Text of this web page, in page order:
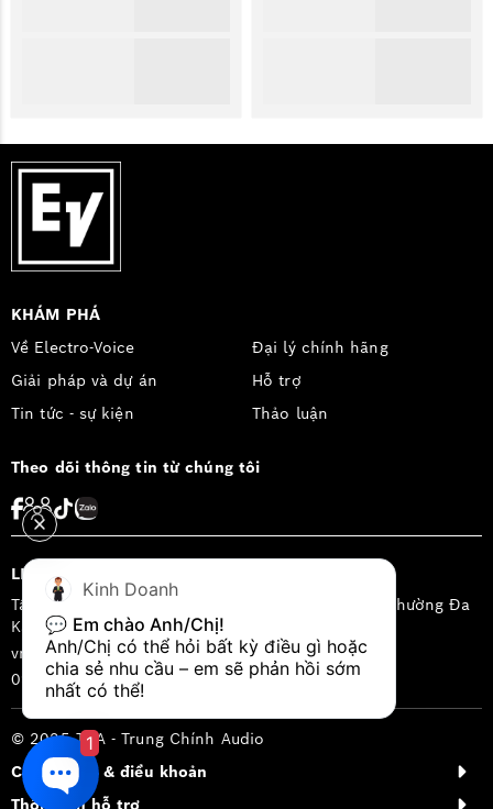
KHÁM PHÁ
Về Electro-Voice
Giải pháp và dự án
Tin tức - sự kiện
Đại lý chính hãng
Hỗ trợ
Thảo luận
Theo dõi thông tin từ chúng tôi
LIÊN HỆ
Tầng 2, Tòa nhà LIM 3, 29A Nguyễn Đình Chiểu, phường Đa
Kao, quận 1, Thành phố Hồ Chí Minh, Việt Nam
vn.sales@keenfinity-group.com
0902.188.722
© 2025 TCA - Trung Chính Audio
Chính sách & điều khoản
Thông tin hỗ trợ
Kinh Doanh
💬 Em chào Anh/Chị!
Anh/Chị có thể hỏi bất kỳ điều gì hoặc
chia sẻ nhu cầu – em sẽ phản hồi sớm
nhất có thể!
1